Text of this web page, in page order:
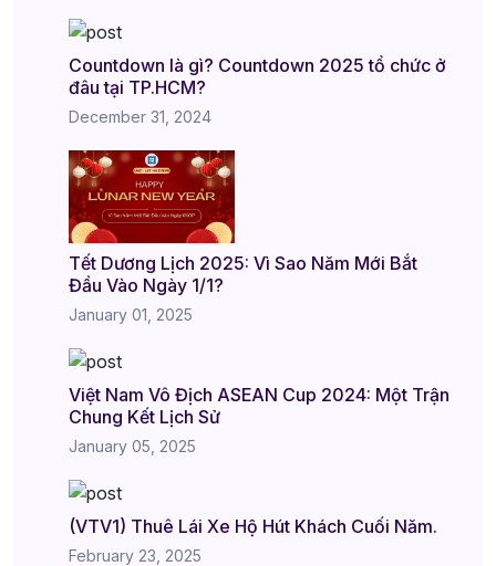
Countdown là gì? Countdown 2025 tổ chức ở
đâu tại TP.HCM?
December 31, 2024
Tết Dương Lịch 2025: Vì Sao Năm Mới Bắt
Đầu Vào Ngày 1/1?
January 01, 2025
Việt Nam Vô Địch ASEAN Cup 2024: Một Trận
Chung Kết Lịch Sử
January 05, 2025
(VTV1) Thuê Lái Xe Hộ Hút Khách Cuối Năm.
February 23, 2025